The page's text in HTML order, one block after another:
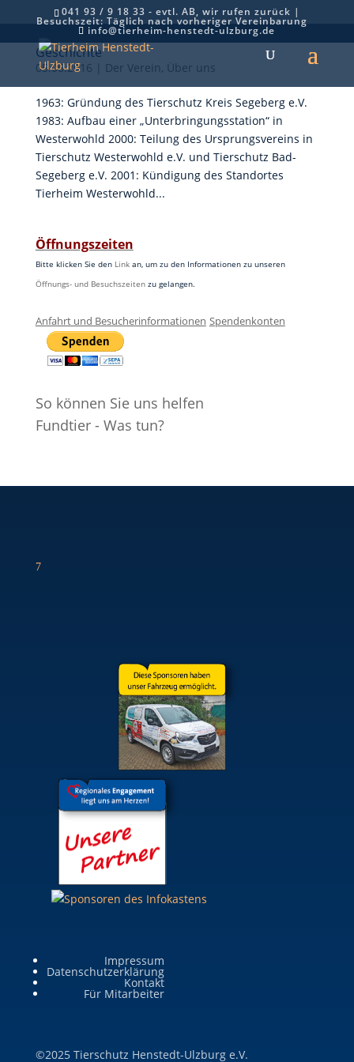
041 93 / 9 18 33 - evtl. AB, wir rufen zurück |
Besuchszeit: Täglich nach vorheriger Vereinbarung
info@tierheim-henstedt-ulzburg.de
Geschichte
05.06.2016 Der Verein, Über uns
1963: Gründung des Tierschutz Kreis Segeberg e.V.
1983: Aufbau einer „Unterbringungsstation“ in
Westerwohld 2000: Teilung des Ursprungsvereins in
Tierschutz Westerwohld e.V. und Tierschutz Bad-
Segeberg e.V. 2001: Kündigung des Standortes
Tierheim Westerwohld...
Öffnungszeiten
Bitte klicken Sie den Linkan, um zu den Informationen zu unseren
Öffnungs- und Besuchszeitenzu gelangen.
Anfahrt und Besucherinformationen Spendenkonten
So können Sie uns helfen
Fundtier - Was tun?
7
Impressum
Datenschutzerklärung
Kontakt
Für Mitarbeiter
©2025 Tierschutz Henstedt-Ulzburg e.V.